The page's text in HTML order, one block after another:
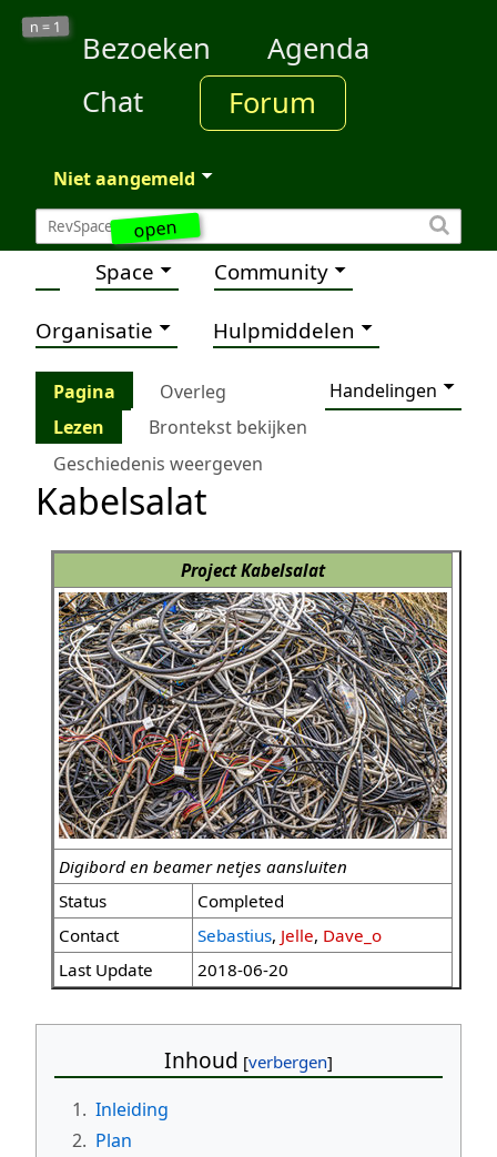
open
n = 1
Bezoeken
Agenda
Chat
Forum
Niet aangemeld
Space Community
Organisatie Hulpmiddelen
Pagina Overleg
Handelingen
Lezen
Brontekst bekijken
Geschiedenis weergeven
Kabelsalat
Project Kabelsalat
Digibord en beamer netjes aansluiten
Status
Completed
Contact
Sebastius, Jelle, Dave_o
Last Update
2018-06-20
Inhoud
1. Inleiding
2. Plan